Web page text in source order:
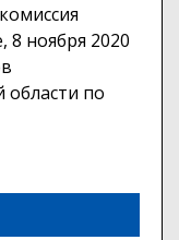
8 ноября 2020
области по